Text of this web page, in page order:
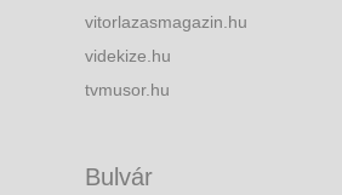
vitorlazasmagazin.hu
videkize.hu
tvmusor.hu
Bulvár